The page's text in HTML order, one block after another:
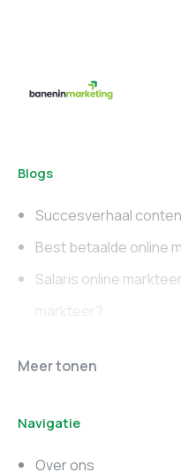
Blogs
Succesverhaal
Best betaalde online
Salaris online
markteer?
Online marketing
Marketing vacatures
Zuid-Holland
Meer tonen
Navigatie
Over ons